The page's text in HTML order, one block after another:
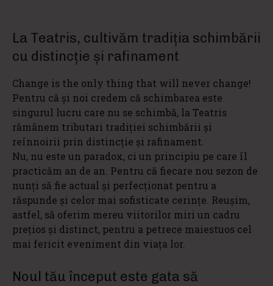
La Teatris, cultivăm tradiția schimbării
cu distincție și rafinament
Change is the only thing that will never change!
Pentru că și noi credem că schimbarea este
singurul lucru care nu se schimbă, la Teatris
rămânem tributari tradiției schimbării și
reînnoirii prin distincție și rafinament.
Nu, nu este un paradox, ci un principiu pe care îl
practicăm an de an. Pentru că fiecare nou sezon de
nunți să fie actual și perfecționat pentru a
răspunde și celor mai sofisticate cerințe. Reușim,
astfel, să oferim mereu viitorilor miri un cadru
prețios și distinct, pentru a petrece maiestuos cel
mai fericit eveniment din viața lor.
Noul tău început este gata să